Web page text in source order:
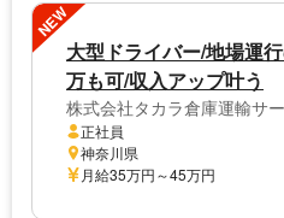
NEW
大型ドライバー/地場運
万も可/収入アップ叶う
株式会社タカラ倉庫運輸サ
正社員
神奈川県
月給35万円～45万円